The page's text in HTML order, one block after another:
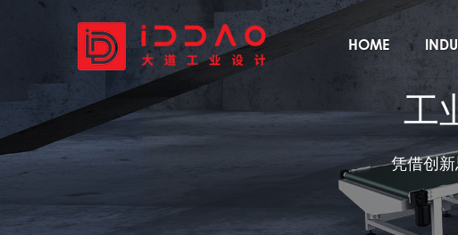
HOME
首页 工
凭借创